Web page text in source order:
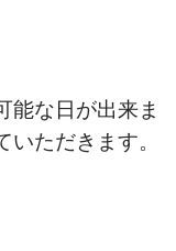
能な日が出来ま
ただきます。